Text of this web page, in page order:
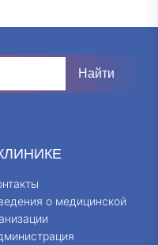
о медицинской